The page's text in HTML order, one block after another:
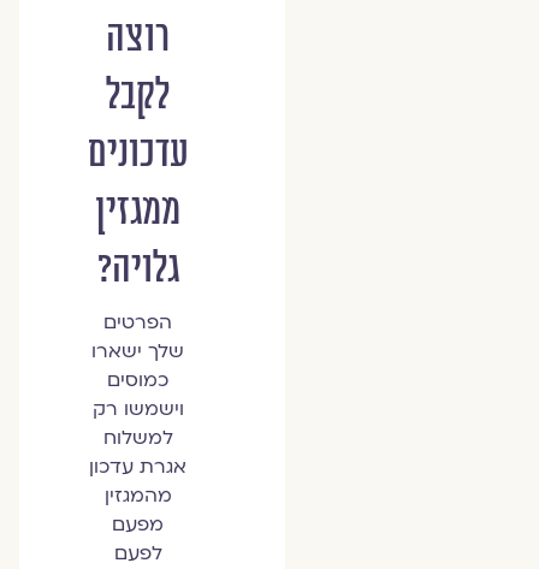
רוצה
לקבל
עדכונים
ממגזין
גלויה?
הפרטים
שלך ישארו
כמוסים
וישמשו רק
למשלוח
אגרת עדכון
מהמגזין
מפעם
לפעם